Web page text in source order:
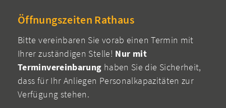
Öffnungszeiten Rathaus
Bitte vereinbaren Sie vorab einen Termin mit
Ihrer zuständigen Stelle! Nur mit
Terminvereinbarung haben Sie die Sicherheit,
dass für Ihr Anliegen Personalkapazitäten zur
Verfügung stehen.